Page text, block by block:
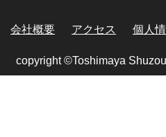
会社概要 アクセス 個人
copyright ©Toshimaya